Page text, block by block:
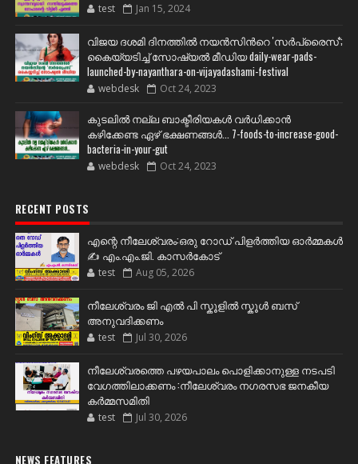
test Jan 15, 2024
വിജയ ദശമി ദിനത്തില്‍ നയന്‍സിന്‍റെ 'സര്‍പ്രൈസ്';
കൈയ്യടിച്ച് സോഷ്യല്‍ മീഡിയ daily-wear-pads-
launched-by-nayanthara-on-vijayadashami-festival
webdesk Oct 24, 2023
കുടലിൽ നല്ല ബാക്ടീരിയകൾ വര്‍ധിക്കാന്‍
കഴിക്കേണ്ട ഏഴ് ഭക്ഷണങ്ങള്‍... 7-foods-to-increase-good-
bacteria-in-your-gut
webdesk Oct 24, 2023
RECENT POSTS
എന്റെ നീലേശ്വരം:ഒരു റോഡ് പിളർത്തിയ ഓർമ്മകൾ
✍️ എം.എം.ജി. കാസർകോട്
test Aug 05, 2026
നീലേശ്വരം ജി എൽ പി സ്കൂളിൽ സ്കൂൾ ബസ്
അനുവദിക്കണം
test Jul 30, 2026
നീലേശ്വരത്തെ പഴയപാലം പൊളിക്കാനുള്ള നടപടി
വേഗത്തിലാക്കണം :നീലേശ്വരം നഗരസഭ ജനകീയ
കർമ്മസമിതി
test Jul 30, 2026
NEWS FEATURES